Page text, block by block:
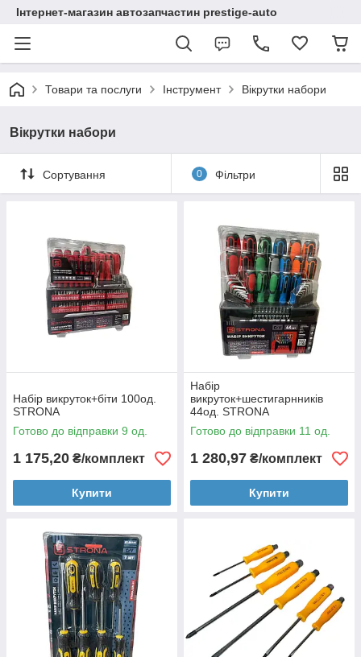
Інтернет-магазин автозапчастин prestige-auto
Товари та послуги Інструмент Вікрутки набори
Вікрутки набори
Сортування 0 Фільтри
Набір викруток+біти 100од.
STRONA
Готово до відправки 9 од.
1 175,20 ₴/комплект
Купити
Набір
викруток+шестигарнників
44од. STRONA
Готово до відправки 11 од.
1 280,97 ₴/комплект
Купити